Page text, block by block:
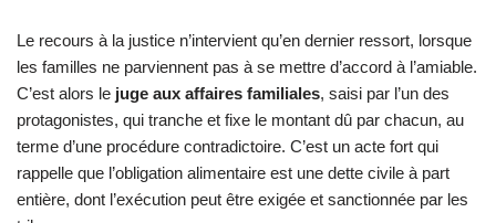
Le recours à la justice n’intervient qu’en dernier ressort, lorsque
les familles ne parviennent pas à se mettre d’accord à l’amiable.
C’est alors le juge aux affaires familiales, saisi par l’un des
protagonistes, qui tranche et fixe le montant dû par chacun, au
terme d’une procédure contradictoire. C’est un acte fort qui
rappelle que l’obligation alimentaire est une dette civile à part
entière, dont l’exécution peut être exigée et sanctionnée par les